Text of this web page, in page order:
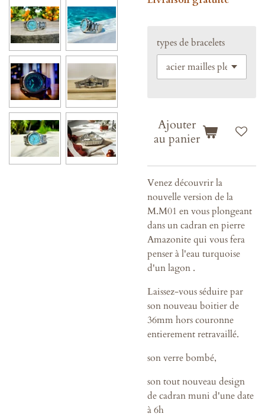
types de bracelets
Ajouter
au panier
Venez découvrir la
nouvelle version de la
M.M01 en vous plongeant
dans un cadran en pierre
Amazonite qui vous fera
penser à l'eau turquoise
d'un lagon .
Laissez-vous séduire par
son nouveau boitier de
36mm hors couronne
entierement retravaillé.
son verre bombé,
son tout nouveau design
de cadran muni d'une date
à 6h